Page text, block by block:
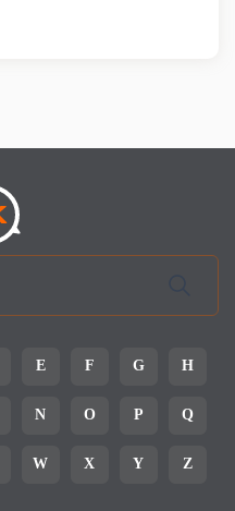
E F G H
N O P Q
W X Y Z